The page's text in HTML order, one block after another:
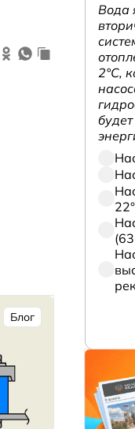
Блог
Вода
2°С,